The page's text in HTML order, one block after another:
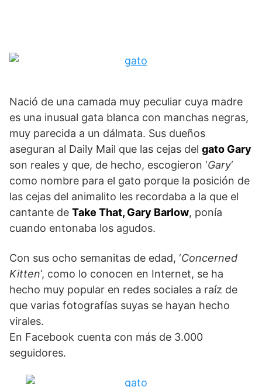
Nació de una camada muy peculiar cuya madre
es una inusual gata blanca con manchas negras,
muy parecida a un dálmata. Sus dueños
aseguran al Daily Mail que las cejas del gato Gary
son reales y que, de hecho, escogieron ‘Gary‘
como nombre para el gato porque la posición de
las cejas del animalito les recordaba a la que el
cantante de Take That, Gary Barlow, ponía
cuando entonaba los agudos.
Con sus ocho semanitas de edad, ‘Concerned
Kitten‘, como lo conocen en Internet, se ha
hecho muy popular en redes sociales a raíz de
que varias fotografías suyas se hayan hecho
virales.
En Facebook cuenta con más de 3.000
seguidores.